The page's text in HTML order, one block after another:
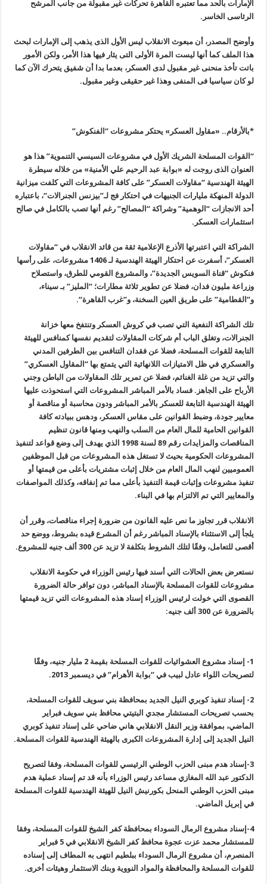
الإمارات بالحد مما تعتبره القاهرة تحركات غير مقبولة من جانب المرشح
الرئاسى الخاسر .
وأوضح المصدر، أن مبعوث الانقلاب ليس الأول الذى يذهب إلى الإمارات لبحث
هذا الملف كما أنها ليست المرة الأولى التى يثار فيها هذا الأمر، ولكن الأمور
باتت تأخذ منحنى غير مقبول لدى العسكر، بعدما بدا أن شفيق يتحرك الآن كما
لو كان سياسيا فى المنفى وهذا غير حقيقى وغير مقبول.
*بالأرقام.. «مقاول العسكر» يحتكر مشروعات “الفنكوش”
“ القوات المسلحة الشريك الأول في مشروعات السيسي التنموية” هذا هو
العنوان الذى روجت له «بوابة عبد الرحيم علي الأمنية» من خلاله سيطرة
الهيئة الهندسية “مقاولات العسكر” على كافة المشروعات التي كلفت ميزانية
الدولة المنهكة مليارات الجنيهات في احتكار فج لـ”بيزنس الجنرالات“، باعتباره
أحد الانجازات “الوهمية” وشراكة “المصالح” رغم أنها تصب بالكامل في صالح
استثمارات العسكر .
الشراكة التي اعتبرتها الأذرع الإعلامية ثقة من قائد الانقلاب في “مقاولات
العسكر”، أسفرت عن احتكار الهيئة الهندسية لـ 1406 مشروعات، على رأسها
فنكوش “قناة السويس الجديدة”، والمشروع القومي للطرق، واستصلاح
وزراعة مليون فدان، فضلا عن تطوير ثلاثة مطارات؛ “المليز” بـ سيناء،
و”القطامية” على طريق العين السخنة، و”غرب القاهرة“.
تلك الشراكة النفعية التي تصب في كروش العسكر وتنتفخ معها خزانة
الجنرالات، وتغلق الباب أم شركات المقاولات لتقديم نفسها كمنافس للهيئة
التابعة للقوات المسلحة، فضلا عن فقدان التنافس بين الطرفين المدني
والعسكري في ظل الامتيازات اللانهائية التي يتمتع بها “المقاول العسكري”
والتي تزيد من غلة الغنائم، فضلا عن تمرير تلك المقاولات من الباطن وجني
الأرباح على الجاهز. فساد بالأمر المباشر المشروعات التي استحوذت عليها
الهيئة الهندسية التابعة للعسكر بالأمر المباشر ودون محاسبة أو مناقصة أو
معايير جودة، وضبط القوانين على مقاس العسكر، ودهس ببيادته كافة
القوانين الحامية للمال العام من السلب والنهب ومنها قانون تنظيم
المناقصات والمزايدات رقم 89 لسنة 1998 الذي يهدف إلى وضع قواعد لتنفيذ
المشروعات الحكومية بحيث لا تستغل هذه المشروعات من قبل الموظفين
العموميين لنهب المال العام من خلال إثبات مشتريات بأعلى من قيمتها أو
تنفيذ مشروعات وإثبات قيمة التنفيذ بأعلى مما تم إنفاقه، وكذلك المواصفات
والمعايير التي تم الالتزام بها في البناء.
الانقلاب قرر تجاوز ما نص عليه القانون من ضرورة إجراء مناقصات، وقرر أن
يلجأ إلى الاستثناء بالإسناد المباشر رغم أن المشرع قيده بشروط، ووضع حد
أقصى للتعامل، وفقًا لتلك الشروط بتكلفة لا تزيد عن 300 ألف جنيه للمشروع
.
نستعرض بعض الحالات التي أسند فيها رئيس الوزراء في حكومة الانقلاب
مشروعات للقوات المسلحة بالإسناد المباشر، دون توافر حالة الضرورة
القصوى التي خولت لرئيس الوزراء إسناد هذه المشروعات التي تزيد قيمتها
بالضرورة عن 300 ألف جنيه
:
1-
إسناد مشروع العشوائيات للقوات المسلحة بقيمة 2 مليار جنيه، وفقًا
لتصريحات اللواء عادل لبيب في “بوابة الأهرام” في ديسمبر 2013
.
2-
إسناد تنفيذ كوبري النيل الجديد بمحافظة بني سويف للقوات المسلحة،
بحسب تصريحات المستشار مجدي البتيتي محافظ بني سويف فبراير
الماضي، بموافقة وزير النقل الانقلابي هاني ضاحي على إسناد تنفيذ كوبري
النيل الجديد إلى إدارة المشروعات الكبرى بالهيئة الهندسية للقوات المسلحة.
3- إسناد هدم مبنى الحزب الوطني الرئيسي للقوات المسلحة، وفقا لتصريح
الدكتور عبد الله المغازي مساعد رئيس الوزراء بأنه قد تم إسناد عملية هدم
مبنى الحزب الوطني المنحل بكورنيش النيل للهيئة الهندسية للقوات المسلحة
في إبريل الماضي.
4-
إسناد مشروع الرمال السوداء بمحافظة كفر الشيخ للقوات المسلحة، وفقا
للمستشار محمد عزت عجوة محافظ كفر الشيخ الانقلابي في 5 فبراير
المنصرم، أن مشروع الرمال السوداء ببلطيم انتهى به المطاف إلى إسناده
للقوات المسلحة والمحافظة والمواد النووية وبنك الاستثمار وهيئات أخرى.